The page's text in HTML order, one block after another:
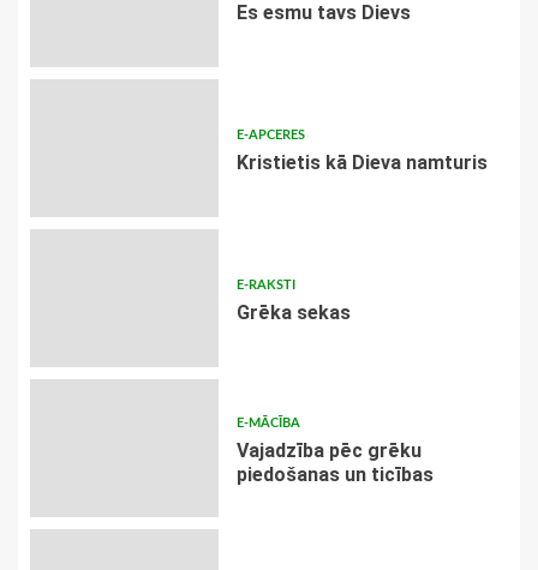
Es esmu tavs Dievs
E-APCERES
Kristietis kā Dieva namturis
E-RAKSTI
Grēka sekas
E-MĀCĪBA
Vajadzība pēc grēku
piedošanas un ticības